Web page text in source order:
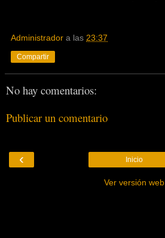
Administrador a las 23:37
Compartir
No hay comentarios:
Publicar un comentario
‹ Inicio
Ver versión web